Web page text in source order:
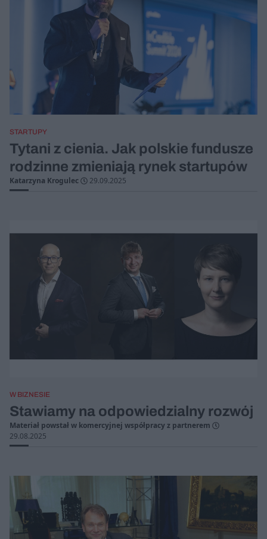
STARTUPY
Tytani z cienia. Jak polskie fundusze
rodzinne zmieniają rynek startupów
Katarzyna Krogulec 29.09.2025
W BIZNESIE
Stawiamy na odpowiedzialny rozwój
Materiał powstał w komercyjnej współpracy z partnerem
29.08.2025